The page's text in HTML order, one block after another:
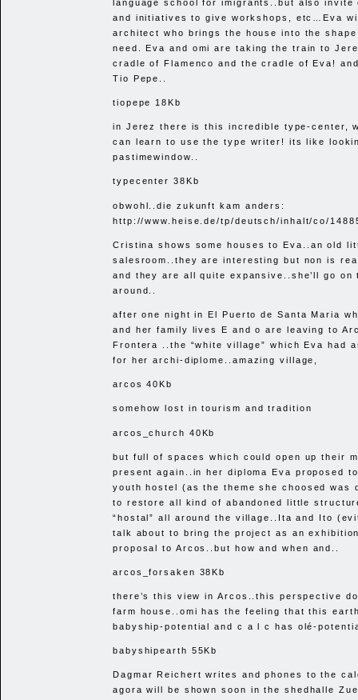
language school for imigrants..but also invite
and initiatives to give workshops, etc…Eva
architect who brings the house into the
need. Eva and omi are taking the train to
cradle of Flamenco and the cradle of Eva!
Tio Pepe..
tiopepe 18Kb
in Jerez there is this incredible type-center,
can learn to use the type writer! its like
pastimewindow..
typecenter 38Kb
obwohl..die zukunft kam anders:
http://www.heise.de/tp/deutsch/inhalt/co/
Cristina shows some houses to Eva..an old
salesroom..they are interesting but non is
and they are all quite expansive..she’ll go on
around..
after one night in El Puerto de Santa Maria
and her family lives E and o are leaving to
Frontera ..the “white village” which Eva had
for her archi-diplome..amazing village,
arcos 40Kb
somehow lost in tourism and tradition
arcos_church 40Kb
but full of spaces which could open up their
present again..in her diploma Eva proposed
youth hostel (as the theme she choosed was
to restore all kind of abandoned little
“hostal” all around the village..Ita and Ito
talk about to bring the project as an
proposal to Arcos..but how and when and..
arcos_forsaken 38Kb
there’s this view in Arcos..this perspective
farm house..omi has the feeling that this
babyship-potential and c a l c has olé-
babyshipearth 55Kb
Dagmar Reichert writes and phones to the
agora will be shown soon in the shedhalle